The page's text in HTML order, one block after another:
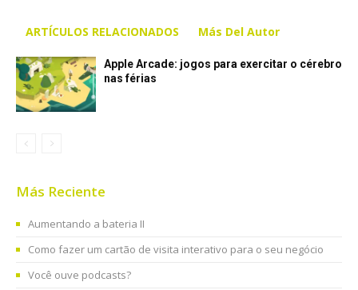
ARTÍCULOS RELACIONADOS Más Del Autor
Apple Arcade: jogos para exercitar o cérebro
nas férias
Más Reciente
Aumentando a bateria II
Como fazer um cartão de visita interativo para o seu negócio
Você ouve podcasts?